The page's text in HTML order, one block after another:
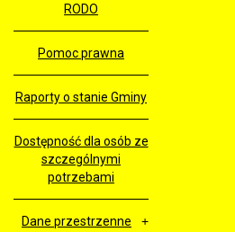
RODO
Pomoc prawna
Raporty o stanie Gminy
Dostępność dla osób ze
szczególnymi
potrzebami
Dane przestrzenne